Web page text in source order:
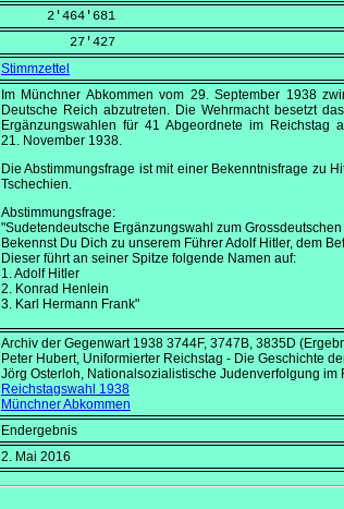
      2'464'681
         27'427
Stimmzettel
Im Münchner Abkommen vom 29. September 1938
Deutsche Reich abzutreten. Die Wehrmacht besetzt
Ergänzungswahlen für 41 Abgeordnete im
21. November 1938.
Die Abstimmungsfrage ist mit einer Bekenntnisfrage zu
Tschechien.
Abstimmungsfrage:
"Sudetendeutsche Ergänzungswahl zum
Bekennst Du Dich zu unserem Führer Adolf Hitler, dem
Dieser führt an seiner Spitze folgende Namen auf:
1. Adolf Hitler
2. Konrad Henlein
3. Karl Hermann Frank"
Archiv der Gegenwart 1938 3744F, 3747B, 3835D
Peter Hubert, Uniformierter Reichstag - Die Geschichte
Jörg Osterloh, Nationalsozialistische Judenverfolgung
Reichstagswahl 1938
Münchner Abkommen
Endergebnis
2. Mai 2016